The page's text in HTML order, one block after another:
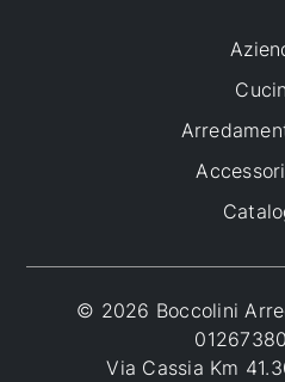
© 2026 Boccolini
Via Cassia Km